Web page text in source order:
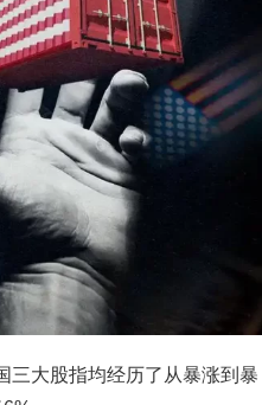
三大股指均经历了从暴涨到暴